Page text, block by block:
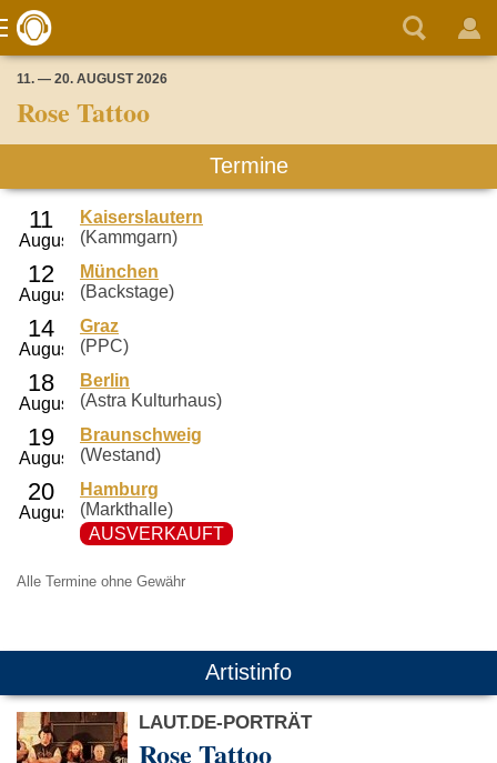
11. — 20. AUGUST 2026
Rose Tattoo
Termine
Kaiserslautern
(Kammgarn)
München
(Backstage)
Graz
(PPC)
Berlin
(Astra Kulturhaus)
Braunschweig
(Westand)
Hamburg
(Markthalle)
AUSVERKAUFT
Alle Termine ohne Gewähr
Artistinfo
LAUT.DE-PORTRÄT
Rose Tattoo